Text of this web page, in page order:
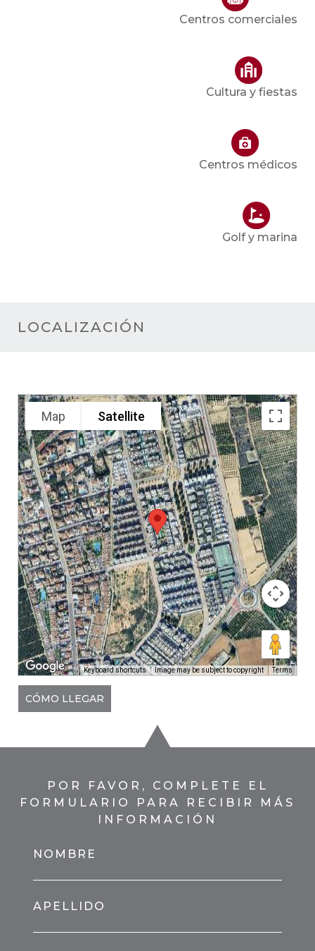
Centros comerciales
Cultura y fiestas
Centros médicos
Golf y marina
LOCALIZACIÓN
Map Satellite
Keyboard shortcuts Image may be subject to copyright Terms
CÓMO LLEGAR
POR FAVOR, COMPLETE EL
FORMULARIO PARA RECIBIR MÁS
INFORMACIÓN
NOMBRE
APELLIDO